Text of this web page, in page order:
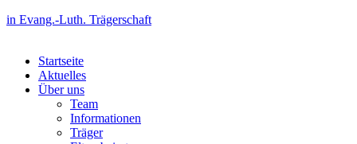
in Evang.-Luth. Trägerschaft
Startseite
Aktuelles
Über uns
Team
Informationen
Träger